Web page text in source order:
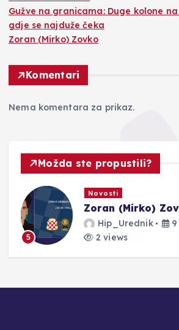
Gužve na granicama: Duge kolone
gdje se najduže čeka
Zoran (Mirko) Zovko
Komentari
Nema komentara za prikaz.
Možda ste propustili?
Novosti
Nakon dvije
zapalio Imotski:
ispunjen pjesmom